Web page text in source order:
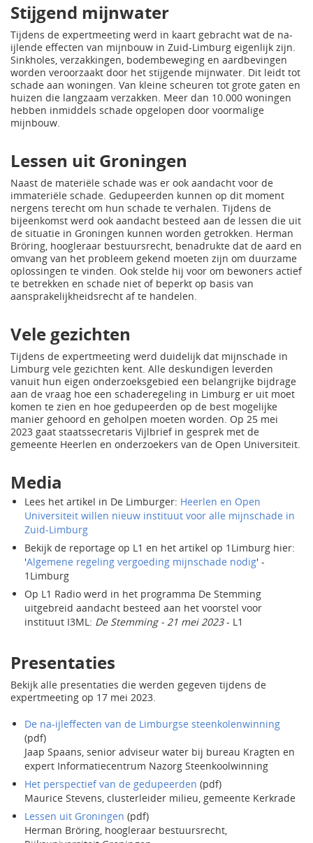
Stijgend mijnwater
Tijdens de expertmeeting werd in kaart gebracht wat de na-
ijlende effecten van mijnbouw in Zuid-Limburg eigenlijk zijn.
Sinkholes, verzakkingen, bodembeweging en aardbevingen
worden veroorzaakt door het stijgende mijnwater. Dit leidt tot
schade aan woningen. Van kleine scheuren tot grote gaten en
huizen die langzaam verzakken. Meer dan 10.000 woningen
hebben inmiddels schade opgelopen door voormalige
mijnbouw.
Lessen uit Groningen
Naast de materiële schade was er ook aandacht voor de
immateriële schade. Gedupeerden kunnen op dit moment
nergens terecht om hun schade te verhalen. Tijdens de
bijeenkomst werd ook aandacht besteed aan de lessen die uit
de situatie in Groningen kunnen worden getrokken. Herman
Bröring, hoogleraar bestuursrecht, benadrukte dat de aard en
omvang van het probleem gekend moeten zijn om duurzame
oplossingen te vinden. Ook stelde hij voor om bewoners actief
te betrekken en schade niet of beperkt op basis van
aansprakelijkheidsrecht af te handelen.
Vele gezichten
Tijdens de expertmeeting werd duidelijk dat mijnschade in
Limburg vele gezichten kent. Alle deskundigen leverden
vanuit hun eigen onderzoeksgebied een belangrijke bijdrage
aan de vraag hoe een schaderegeling in Limburg er uit moet
komen te zien en hoe gedupeerden op de best mogelijke
manier gehoord en geholpen moeten worden. Op 25 mei
2023 gaat staatssecretaris Vijlbrief in gesprek met de
gemeente Heerlen en onderzoekers van de Open Universiteit.
Media
Lees het artikel in De Limburger: Heerlen en Open
Universiteit willen nieuw instituut voor alle mijnschade in
Zuid-Limburg
Bekijk de reportage op L1 en het artikel op 1Limburg hier:
'Algemene regeling vergoeding mijnschade nodig' -
1Limburg
Op L1 Radio werd in het programma De Stemming
uitgebreid aandacht besteed aan het voorstel voor
instituut I3ML: De Stemming - 21 mei 2023- L1
Presentaties
Bekijk alle presentaties die werden gegeven tijdens de
expertmeeting op 17 mei 2023.
De na-ijleffecten van de Limburgse steenkolenwinning
(pdf)
Jaap Spaans, senior adviseur water bij bureau Kragten en
expert Informatiecentrum Nazorg Steenkoolwinning
Het perspectief van de gedupeerden (pdf)
Maurice Stevens, clusterleider milieu, gemeente Kerkrade
Lessen uit Groningen (pdf)
Herman Bröring, hoogleraar bestuursrecht,